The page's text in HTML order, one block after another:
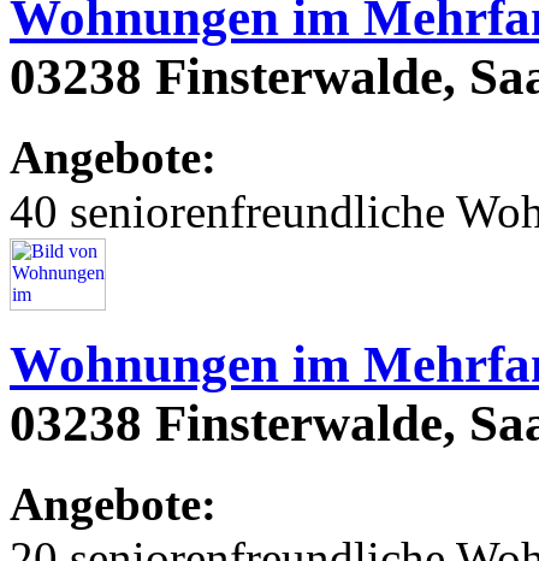
Wohnungen im
03238 Finsterwalde,
Angebote:
40 seniorenfreundliche
Wohnungen im
03238 Finsterwalde,
Angebote: